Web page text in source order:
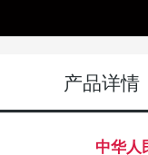
产品详情
中华人